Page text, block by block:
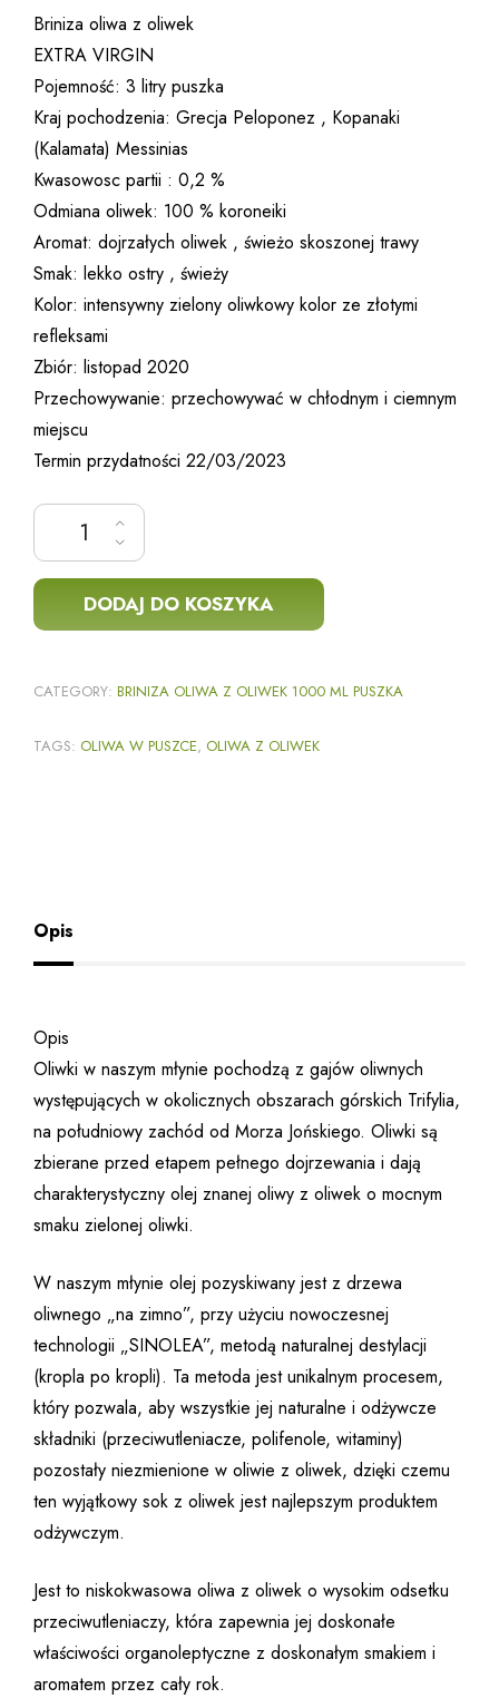
Briniza oliwa z oliwek
EXTRA VIRGIN
Pojemność: 3 litry puszka
Kraj pochodzenia: Grecja Peloponez , Kopanaki
(Kalamata) Messinias
Kwasowosc partii : 0,2 %
Odmiana oliwek: 100 % koroneiki
Aromat: dojrzałych oliwek , świeżo skoszonej trawy
Smak: lekko ostry , świeży
Kolor: intensywny zielony oliwkowy kolor ze złotymi
refleksami
Zbiór: listopad 2020
Przechowywanie: przechowywać w chłodnym i ciemnym
miejscu
Termin przydatności 22/03/2023
ilość BRINIZA Oliwa z Oliwek 1000 ml puszka
DODAJ DO KOSZYKA
CATEGORY: BRINIZA OLIWA Z OLIWEK 1000 ML PUSZKA
TAGS: OLIWA W PUSZCE, OLIWA Z OLIWEK
Opis
Opis
Oliwki w naszym młynie pochodzą z gajów oliwnych
występujących w okolicznych obszarach górskich Trifylia,
na południowy zachód od Morza Jońskiego. Oliwki są
zbierane przed etapem pełnego dojrzewania i dają
charakterystyczny olej znanej oliwy z oliwek o mocnym
smaku zielonej oliwki.
W naszym młynie olej pozyskiwany jest z drzewa
oliwnego „na zimno”, przy użyciu nowoczesnej
technologii „SINOLEA”, metodą naturalnej destylacji
(kropla po kropli). Ta metoda jest unikalnym procesem,
który pozwala, aby wszystkie jej naturalne i odżywcze
składniki (przeciwutleniacze, polifenole, witaminy)
pozostały niezmienione w oliwie z oliwek, dzięki czemu
ten wyjątkowy sok z oliwek jest najlepszym produktem
odżywczym.
Jest to niskokwasowa oliwa z oliwek o wysokim odsetku
przeciwutleniaczy, która zapewnia jej doskonałe
właściwości organoleptyczne z doskonałym smakiem i
aromatem przez cały rok.